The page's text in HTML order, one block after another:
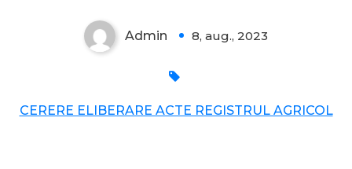
Admin 8, aug., 2023
CERERE ELIBERARE ACTE REGISTRUL AGRICOL